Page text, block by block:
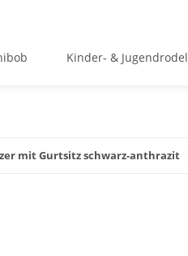
Kinder- & Jugendrodel
mit Gurtsitz schwarz-anthrazit